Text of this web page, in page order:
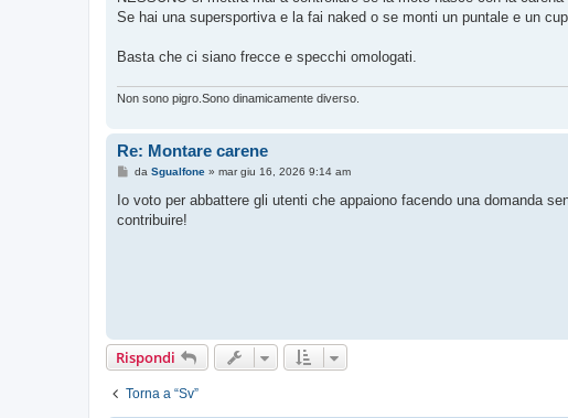
Se hai una supersportiva e la fai naked o se monti un puntale e un
Basta che ci siano frecce e specchi omologati.
Non sono pigro.Sono dinamicamente diverso.
Re: Montare carene
M
s
a
da Sgualfone» mar giu 16, 2026 9:14 am
Io voto per abbattere gli utenti che appaiono facendo una domanda
contribuire!
Rispondi
Torna a “Sv”